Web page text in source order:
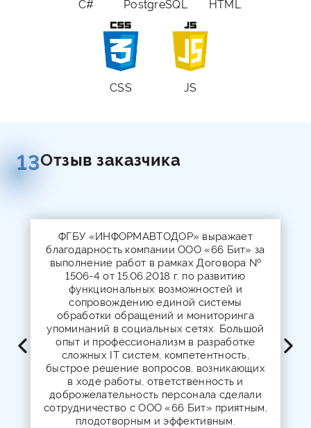
C# PostgreSQL HTML
CSS JS
13Отзыв заказчика
ФГБУ «ИНФОРМАВТОДОР» выражает
благодарность компании ООО «66 Бит» за
выполнение работ в рамках Договора №
1506-4 от 15.06.2018 г. по развитию
функциональных возможностей и
сопровождению единой системы
обработки обращений и мониторинга
упоминаний в социальных сетях. Большой
опыт и профессионализм в разработке
сложных IT систем, компетентность,
быстрое решение вопросов, возникающих
в ходе работы, ответственность и
доброжелательность персонала сделали
сотрудничество с ООО «66 Бит» приятным,
плодотворным и эффективным.